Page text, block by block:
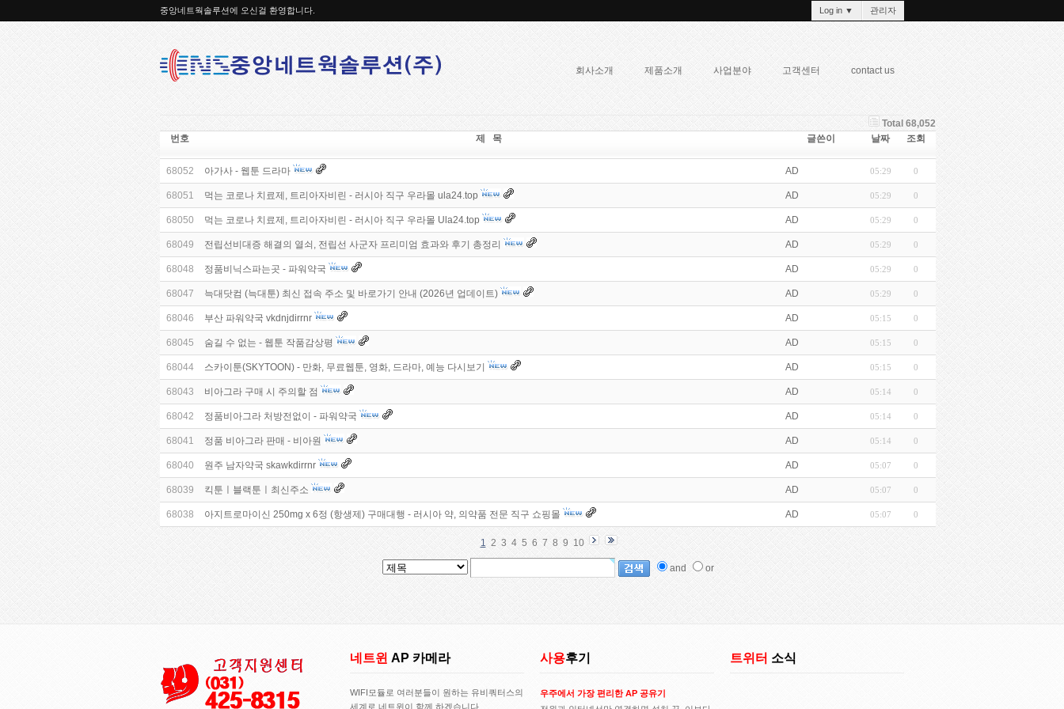
중앙네트웍솔루션에 오신걸 환영합니다. Log in ▼ 관리자
회사소개 제품소개 사업분야 고객센터 contact us
Total 68,052
번호
제 목 글쓴이 날짜 조회
68052 아가사 - 웹툰 드라마 AD 05:29 0
68051 먹는 코로나 치료제, 트리아자비린 - 러시아 직구 우라몰 ula24.top AD 05:29 0
68050 먹는 코로나 치료제, 트리아자비린 - 러시아 직구 우라몰 Ula24.top AD 05:29 0
68049 전립선비대증 해결의 열쇠, 전립선 사군자 프리미엄 효과와 후기 총정리 AD 05:29 0
68048 정품비닉스파는곳 - 파워약국 AD 05:29 0
68047 늑대닷컴 (늑대툰) 최신 접속 주소 및 바로가기 안내 (2026년 업데이트) AD 05:29 0
68046 부산 파워약국 vkdnjdirrnr AD 05:15 0
68045 숨길 수 없는 - 웹툰 작품감상평 AD 05:15 0
68044 스카이툰(SKYTOON) - 만화, 무료웹툰, 영화, 드라마, 예능 다시보기 AD 05:15 0
68043 비아그라 구매 시 주의할 점 AD 05:14 0
68042 정품비아그라 처방전없이 - 파워약국 AD 05:14 0
68041 정품 비아그라 판매 - 비아원 AD 05:14 0
68040 원주 남자약국 skawkdirrnr AD 05:07 0
68039 킥툰ㅣ블랙툰ㅣ최신주소 AD 05:07 0
68038 아지트로마이신 250mg x 6정 (항생제) 구매대행 - 러시아 약, 의약품 전문 직구 쇼핑몰 AD 05:07 0
1 2 3 4 5 6 7 8 9 10
and or
네트윈 AP 카메라
WIFI모듈로 여러분들이 원하는 유비쿼터스의
세계로 네트윈이 함께 하겠습니다..
사용후기
우주에서 가장 편리한 AP 공유기
트위터 소식